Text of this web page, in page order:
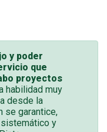
y poder
que
proyectos
habilidad muy
desde la
se garantice,
y